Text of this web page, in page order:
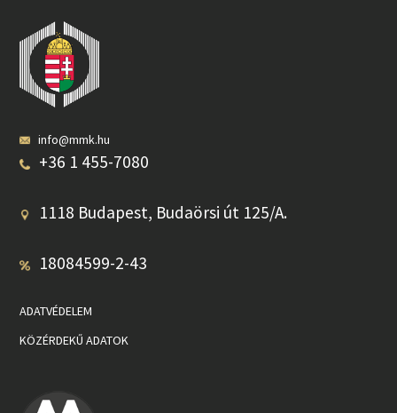
info@mmk.hu
+36 1 455-7080
1118 Budapest, Budaörsi út 125/A.
18084599-2-43
ADATVÉDELEM
KÖZÉRDEKŰ ADATOK